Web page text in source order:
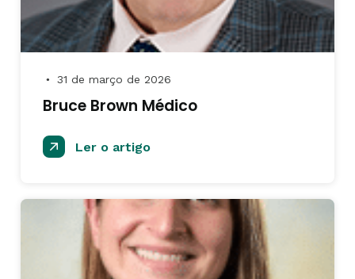
● 31 de março de 2026
Bruce Brown Médico
Ler o artigo